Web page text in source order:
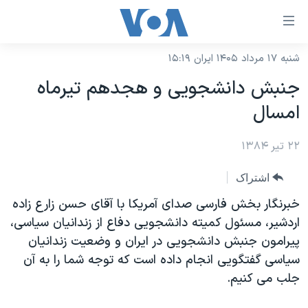
لینکهای
دسترسی
جهش
به
محتوای
اصلی
جهش
صفحه
اصلی
جهش
به
جستجو
نسخه سبک وب‌سایت
موضوع ها
ایران
آمریکا
جهان
ورزشی
گزیده‌ها
ویژه برنامه‌ها
برنامه های تلویزیونی
جدول برنامه ها
صفحه‌های ویژه
جام جهانی ۲۰۲۶
عملیات خشم حماسی
فرکانس‌های صدای آمریکا
پخش رادیویی
یادگیری زبان انگلیسی
شنبه ۱۷ مرداد ۱۴۰۵ ایران ۱۵:۱۹
جنبش دانشجويی و هجدهم تيرماه
امسال
۲۲ تیر ۱۳۸۴
اشتراک
خبرنگار بخش فارسی صدای آمريکا با آقای حسن زارع زاده
اردشير، مسئول کميته دانشجويی دفاع از زندانيان سياسی،
پيرامون جنبش دانشجويی در ايران و وضعيت زندانيان
سياسی گفتگويی انجام داده است که توجه شما را به آن
جلب می کنيم.